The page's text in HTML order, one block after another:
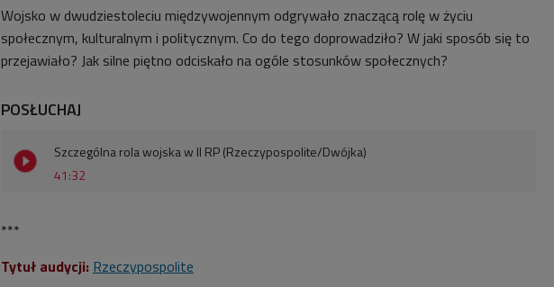
Wojsko w dwudziestoleciu międzywojennym odgrywało znaczącą rolę w życiu
społecznym, kulturalnym i politycznym. Co do tego doprowadziło? W jaki sposób się to
przejawiało? Jak silne piętno odciskało na ogóle stosunków społecznych?
POSŁUCHAJ
41:32
Szczególna rola wojska w II RP (Rzeczypospolite/Dwójka)
***
Tytuł audycji: Rzeczypospolite